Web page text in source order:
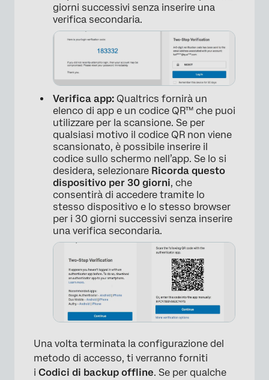
×
giorni successivi senza inserire una
verifica secondaria.
Verifica app: Qualtrics fornirà un
elenco di app e un codice QR™ che puoi
utilizzare per la scansione. Se per
qualsiasi motivo il codice QR non viene
scansionato, è possibile inserire il
codice sullo schermo nell’app. Se lo si
desidera, selezionare Ricorda questo
dispositivo per 30 giorni, che
consentirà di accedere tramite lo
stesso dispositivo e lo stesso browser
per i 30 giorni successivi senza inserire
una verifica secondaria.
Una volta terminata la configurazione del
metodo di accesso, ti verranno forniti
i Codici di backup offline. Se per qualche